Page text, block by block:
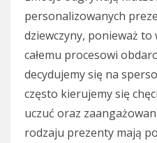
personalizowanych
dziewczyny, ponieważ to
całemu procesowi
decydujemy się na
często kierujemy się
uczuć oraz
rodzaju prezenty mają